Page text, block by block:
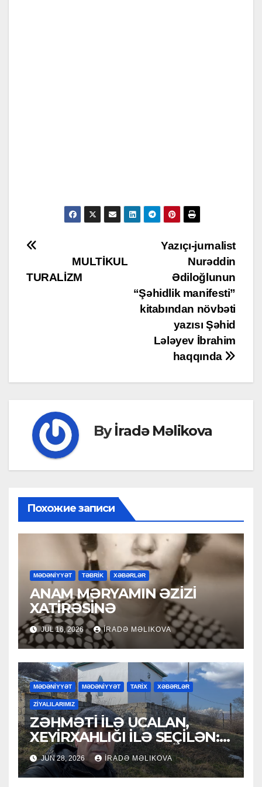
Post
navigation
Yazıçı-jurnalist
Nurəddin
Ədiloğlunun
“Şəhidlik manifesti”
kitabından növbəti
yazısı Şəhid
Lələyev İbrahim
haqqında
MULTİKUL
TURALİZM
Byİradə Məlikova
Похожие записи
MƏDƏNİYYƏT TƏBRİK XƏBƏRLƏR
ANAM MƏRYAMIN ƏZİZİ
XATİRƏSİNƏ
JUL 16, 2026 İRADƏ MƏLIKOVA
MƏDƏNİYYƏT MƏDƏNİYYƏT TARİX XƏBƏRLƏR
ZİYALILARIMIZ
ZƏHMƏTİ İLƏ UCALAN,
XEYİRXAHLIĞI İLƏ SEÇİLƏN:
HACI RAMAZAN QULİYEV
JUN 28, 2026 İRADƏ MƏLIKOVA